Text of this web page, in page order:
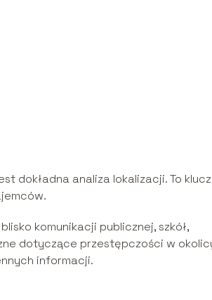
dokładna analiza lokalizacji. To
komunikacji publicznej, szkół,
dotyczące przestępczości w
informacji.